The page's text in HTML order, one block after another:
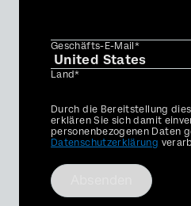
Geschäfts-E-Mail*
Land*
Privacy
Optin
Durch die Bereitstellung
erklären Sie sich damit
personenbezogenen Daten
Datenschutzerklärung